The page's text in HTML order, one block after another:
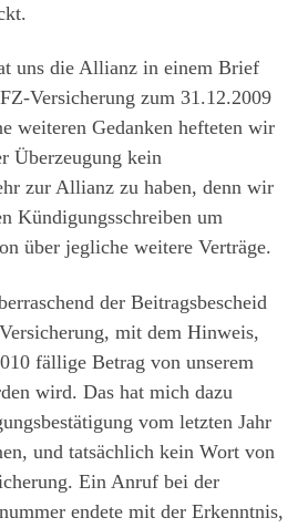
uns die Allianz in einem Brief
Versicherung zum 31.12.2009
weiteren Gedanken hefteten wir
Überzeugung kein
zur Allianz zu haben, denn wir
Kündigungsschreiben um
über jegliche weitere Verträge.
der Beitragsbescheid
mit dem Hinweis,
fällige Betrag von unserem
wird. Das hat mich dazu
vom letzten Jahr
und tatsächlich kein Wort von
Ein Anruf bei der
endete mit der Erkenntnis,